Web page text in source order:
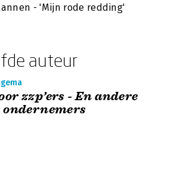
- 'Mijn rode redding'
auteur
zzp’ers - En andere